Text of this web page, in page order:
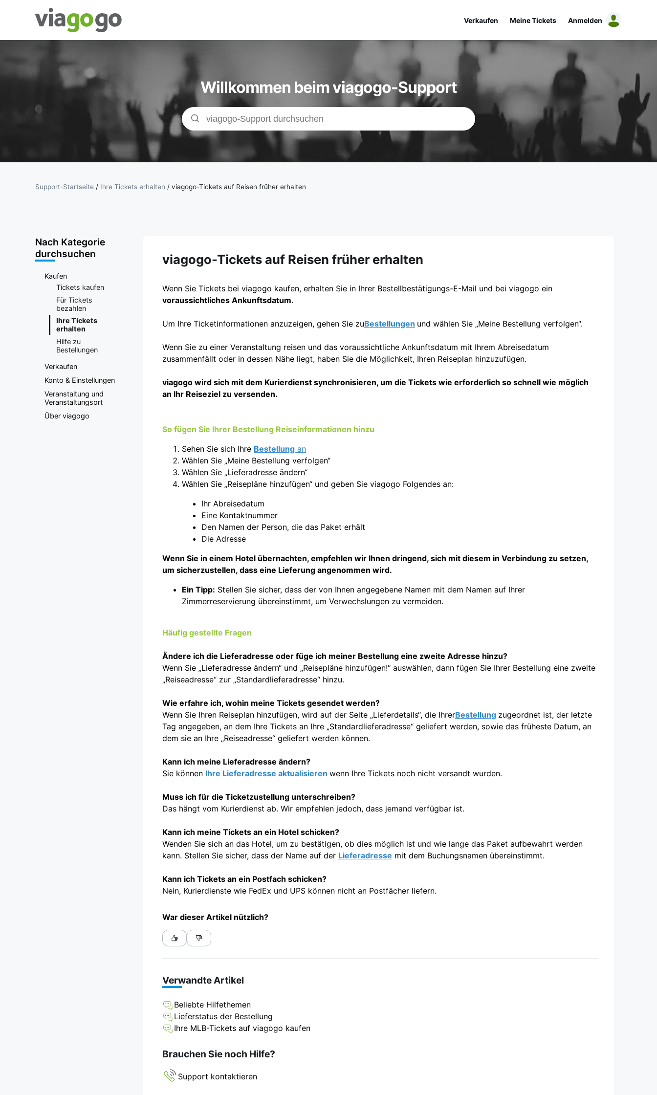
Tickets -
Konzert-, Sport-
& Theatertickets
| viagogo der
Ticketmarktplatz
Verkaufen Meine Tickets Anmelden
Willkommen beim viagogo-Support
Support-Startseite / Ihre Tickets erhalten / viagogo-Tickets auf Reisen früher erhalten
Nach Kategorie
durchsuchen
Kaufen
Tickets kaufen
Für Tickets
bezahlen
Ihre Tickets
erhalten
Hilfe zu
Bestellungen
Verkaufen
Konto & Einstellungen
Veranstaltung und
Veranstaltungsort
Über viagogo
viagogo-Tickets auf Reisen früher erhalten
Wenn Sie Tickets bei viagogo kaufen, erhalten Sie in Ihrer Bestellbestätigungs-E-Mail und bei viagogo ein
voraussichtliches Ankunftsdatum.
Um Ihre Ticketinformationen anzuzeigen, gehen Sie zuBestellungen und wählen Sie „Meine Bestellung verfolgen“.
Wenn Sie zu einer Veranstaltung reisen und das voraussichtliche Ankunftsdatum mit Ihrem Abreisedatum
zusammenfällt oder in dessen Nähe liegt, haben Sie die Möglichkeit, Ihren Reiseplan hinzuzufügen.
viagogo wird sich mit dem Kurierdienst synchronisieren, um die Tickets wie erforderlich so schnell wie möglich
an Ihr Reiseziel zu versenden.
So fügen Sie Ihrer Bestellung Reiseinformationen hinzu
Sehen Sie sich Ihre Bestellung an
Wählen Sie „Meine Bestellung verfolgen“
Wählen Sie „Lieferadresse ändern“
Wählen Sie „Reisepläne hinzufügen“ und geben Sie viagogo Folgendes an:
Ihr Abreisedatum
Eine Kontaktnummer
Den Namen der Person, die das Paket erhält
Die Adresse
Wenn Sie in einem Hotel übernachten, empfehlen wir Ihnen dringend, sich mit diesem in Verbindung zu setzen,
um sicherzustellen, dass eine Lieferung angenommen wird.
Ein Tipp: Stellen Sie sicher, dass der von Ihnen angegebene Namen mit dem Namen auf Ihrer
Zimmerreservierung übereinstimmt, um Verwechslungen zu vermeiden.
Häufig gestellte Fragen
Ändere ich die Lieferadresse oder füge ich meiner Bestellung eine zweite Adresse hinzu?
Wenn Sie „Lieferadresse ändern“ und „Reisepläne hinzufügen!“ auswählen, dann fügen Sie Ihrer Bestellung eine zweite
„Reiseadresse“ zur „Standardlieferadresse“ hinzu.
Wie erfahre ich, wohin meine Tickets gesendet werden?
Wenn Sie Ihren Reiseplan hinzufügen, wird auf der Seite „Lieferdetails“, die IhrerBestellung zugeordnet ist, der letzte
Tag angegeben, an dem Ihre Tickets an Ihre „Standardlieferadresse“ geliefert werden, sowie das früheste Datum, an
dem sie an Ihre „Reiseadresse“ geliefert werden können.
Kann ich meine Lieferadresse ändern?
Sie können Ihre Lieferadresse aktualisieren wenn Ihre Tickets noch nicht versandt wurden.
Muss ich für die Ticketzustellung unterschreiben?
Das hängt vom Kurierdienst ab. Wir empfehlen jedoch, dass jemand verfügbar ist.
Kann ich meine Tickets an ein Hotel schicken?
Wenden Sie sich an das Hotel, um zu bestätigen, ob dies möglich ist und wie lange das Paket aufbewahrt werden
kann. Stellen Sie sicher, dass der Name auf der Lieferadresse mit dem Buchungsnamen übereinstimmt.
Kann ich Tickets an ein Postfach schicken?
Nein, Kurierdienste wie FedEx und UPS können nicht an Postfächer liefern.
War dieser Artikel nützlich?
Verwandte Artikel
Beliebte Hilfethemen
Lieferstatus der Bestellung
Ihre MLB-Tickets auf viagogo kaufen
Brauchen Sie noch Hilfe?
Support kontaktieren